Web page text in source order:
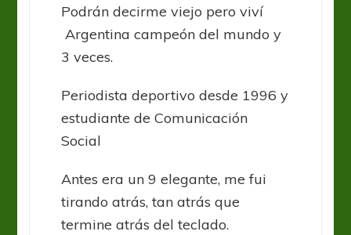
Podrán decirme viejo pero viví
Argentina campeón del mundo y
3 veces.
Periodista deportivo desde 1996 y
estudiante de Comunicación
Social
Antes era un 9 elegante, me fui
tirando atrás, tan atrás que
termine atrás del teclado.